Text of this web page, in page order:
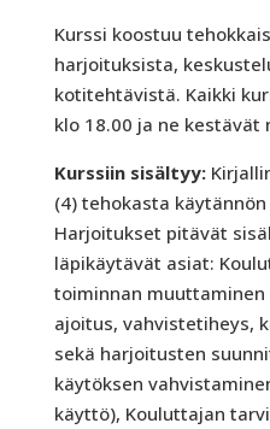
Kurssi koostuu
harjoituksista,
kotitehtävistä. Kaikki
klo 18.00 ja ne kestävät
Kurssiin sisältyy:
(4) tehokasta
Harjoitukset pitävät
läpikäytävät asiat:
toiminnan
ajoitus, vahvistetiheys,
sekä harjoitusten
käytöksen
käyttö), Kouluttajan